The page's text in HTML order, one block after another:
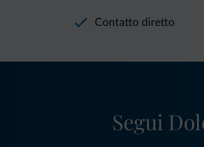
Contatto diretto
Segui